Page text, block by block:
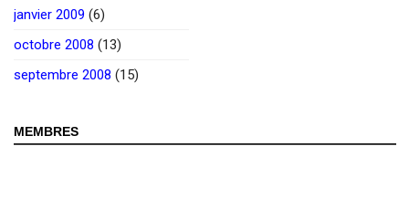
janvier 2009 (6)
octobre 2008 (13)
septembre 2008 (15)
MEMBRES